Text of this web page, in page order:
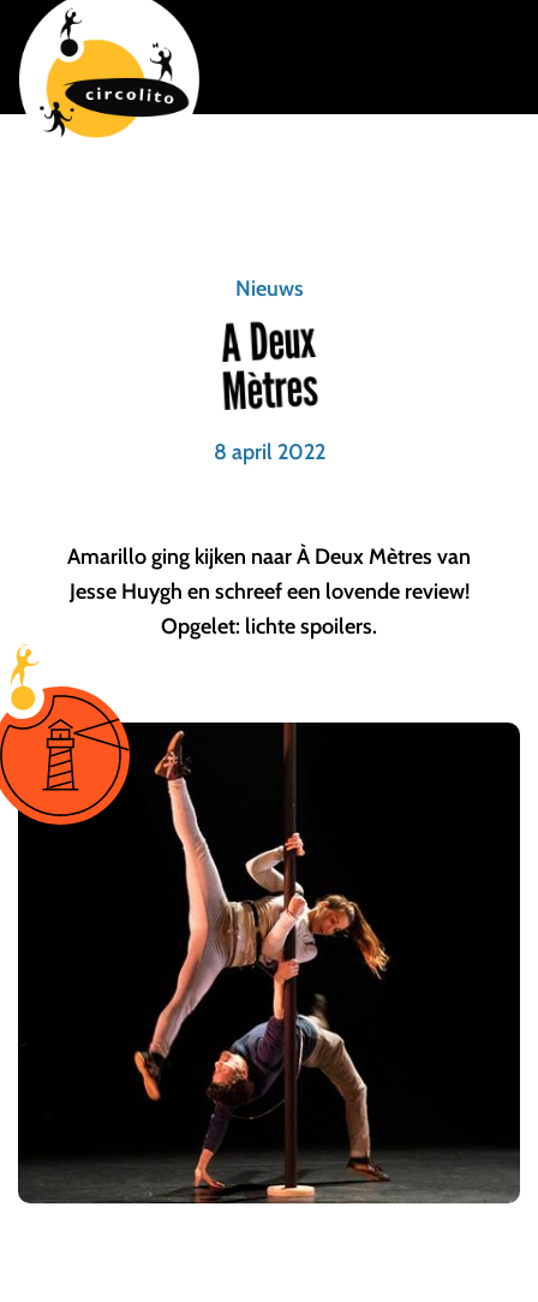
Nieuws
A Deux
Mètres
8 april 2022
Amarillo ging kijken naar À Deux Mètres van
Jesse Huygh en schreef een lovende review!
Opgelet: lichte spoilers.